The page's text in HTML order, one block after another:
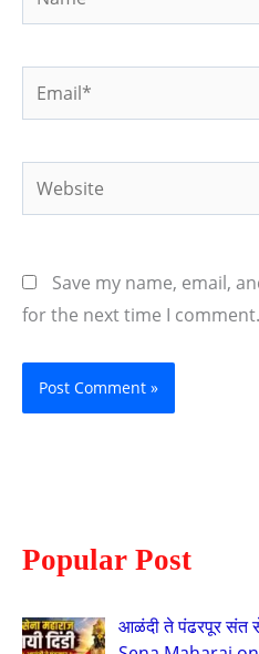
Email*
Website
Save my name, email,
for the next time I comment.
Popular Post
आळंदी ते पंढरपूर संत